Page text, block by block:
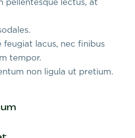
pellentesque lectus, at
feugiat lacus, nec finibus
tempor.
non ligula ut pretium.